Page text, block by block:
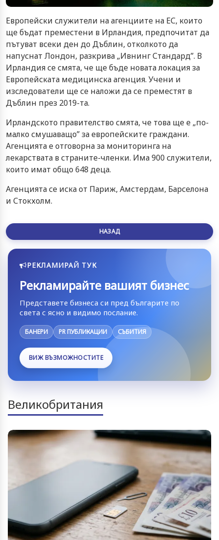
Европейски служители на агенциите на ЕС, които
ще бъдат преместени в Ирландия, предпочитат да
пътуват всеки ден до Дъблин, отколкото да
напуснат Лондон, разкрива „Ивнинг Стандард”. В
Ирландия се смята, че ще бъде новата локация за
Европейската медицинска агенция. Учени и
изследователи ще се наложи да се преместят в
Дъблин през 2019-та.
Ирландското правителство смята, че това ще е „по-
малко смушаващо” за европейските граждани.
Агенцията е отговорна за мониторинга на
лекарствата в страните-членки. Има 900 служители,
които имат общо 648 деца.
Агенцията се иска от Париж, Амстердам, Барселона
и Стокхолм.
НАЗАД
РЕКЛАМИРАЙ ТУК
Рекламирайте вашият бизнес
Представете бизнеса си пред българите по
света с ясно и видимо послание.
БАНЕРИ PR ПУБЛИКАЦИИ СЪБИТИЯ
ВИЖ ВЪЗМОЖНОСТИТЕ
Великобритания